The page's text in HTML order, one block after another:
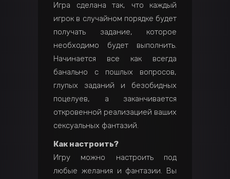
Игра сделана так, что каждый
игрок в случайном порядке будет
получать задание, которое
необходимо будет выполнить.
Начинается все как всегда
банально с пошлых вопросов,
глупых заданий и безобидных
поцелуев, а заканчивается
откровенной реализацией ваших
сексуальных фантазий.
Как настроить?
Игру можно настроить под
любые желания и фантазии. Вы